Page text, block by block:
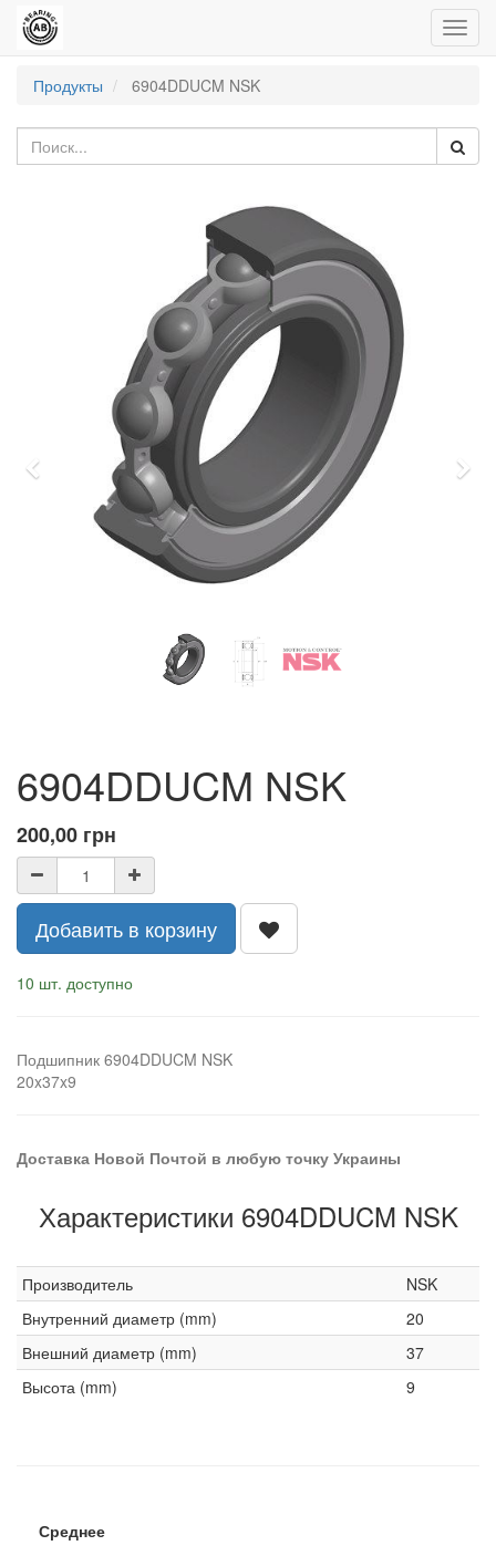
Продукты
6904DDUCM NSK
Previous
6904DDUCM NSK
200,00 грн
Добавить в корзину
10 шт. доступно
Подшипник 6904DDUCM NSK
20x37x9
Доставка Новой Почтой в любую точку Украины
Характеристики 6904DDUCM NSK
Производитель
NSK
Внутренний диаметр (mm)
20
Внешний диаметр (mm)
37
Высота (mm)
9
Среднее